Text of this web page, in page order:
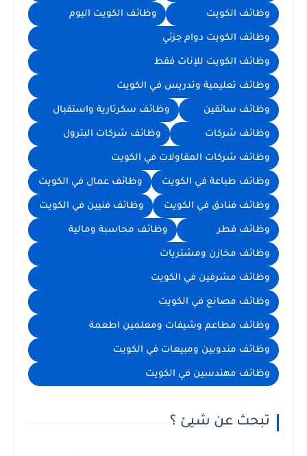
وظائف الكويت وظائف الكويت اليوم
وظائف الكويت دوام جزئي
وظائف الكويت للإناث فقط
وظائف تعليمية وتدريس في الكويت
وظائف سائقين وظائف سكرتارية واستقبال
وظائف شركات وظائف شركات البترول
وظائف شركات المقاولات في الكويت
وظائف طباعة في الكويت وظائف عمال في الكويت
وظائف فنادق في الكويت وظائف فنيين في الكويت
وظائف قطر وظائف محاسبة ومالية
وظائف مخازن ومشتريات
وظائف مشرفين في الكويت
وظائف مصانع في الكويت
وظائف مطاعم وشيفات ومعلمين اطعمة
وظائف مندوبين ومبيعات في الكويت
وظائف مهندسين في الكويت
تبحث عن شيئ ؟